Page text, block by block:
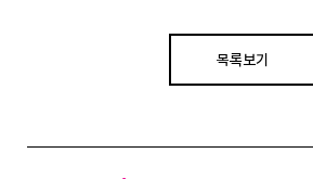
목록보기